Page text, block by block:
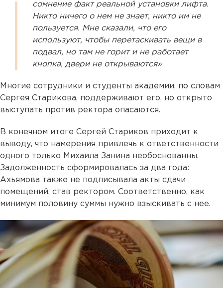
сомнение факт реальной установки лифта.
Никто ничего о нем не знает, никто им не
пользуется. Мне сказали, что его
используют, чтобы перетаскивать вещи в
подвал, но там не горит и не работает
кнопка, двери не открываются»
Многие сотрудники и студенты академии, по словам
Сергея Старикова, поддерживают его, но открыто
выступать против ректора опасаются.
В конечном итоге Сергей Стариков приходит к
выводу, что намерения привлечь к ответственности
одного только Михаила Занина необоснованны.
Задолженность сформировалась за два года:
Ахьямова также не подписывала акты сдачи
помещений, став ректором. Соответственно, как
минимум половину суммы нужно взыскивать с нее.